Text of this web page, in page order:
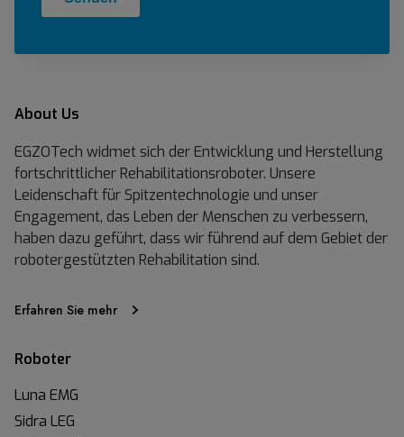
About Us
EGZOTech widmet sich der Entwicklung und Herstellung
fortschrittlicher Rehabilitationsroboter. Unsere
Leidenschaft für Spitzentechnologie und unser
Engagement, das Leben der Menschen zu verbessern,
haben dazu geführt, dass wir führend auf dem Gebiet der
robotergestützten Rehabilitation sind.
Erfahren Sie mehr
Roboter
Luna EMG
Sidra LEG